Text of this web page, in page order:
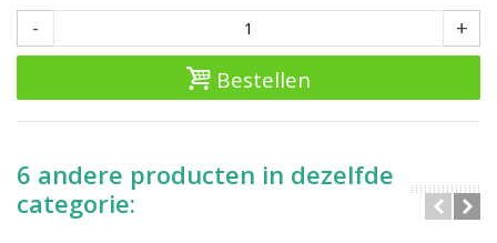
- +
Bestellen
6 andere producten in dezelfde
categorie: